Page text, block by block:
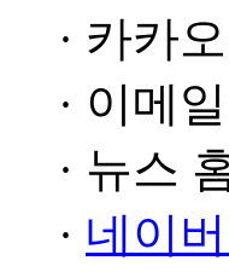
· 카카
· 이메
· 뉴스
· 네이